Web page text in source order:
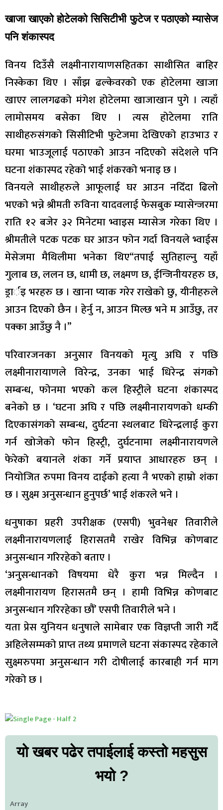
खाजा खाएको होटेलको सिसिटीभी फुटेज र पठाएको म्यासेज
पनि शंकास्पद
विनय दिउँसै लक्ष्मीनारायाणसहितका साथीसित बाहिर
निस्केका थिए । साँझ ढल्केवरको एक होटेलमा खाजा
खाएर लालगढको मंगेश होटेलमा खाजाखान पुगे । त्यहाँ
लामोसमय बसेका थिए । त्यस होटेलमा राति
साथीहरुसंगको सिसीटिभी फुटेजमा देखिएको हाउभाउ र
घरमा भाउजूलाई पठाएको आउन नदिएको संदेशले पनि
घटना शंकास्पद रहेको भाई शंकरको भनाइ छ ।
विनयले साथीहरुले आफूलाई घर आउन नदिँदा ढिलो
भएको भन्ने श्रीमती रुविना यादवलाई फेसबुक म्यासेन्जरमा
राति १२ बजेर ३२ मिनेटमा भ्वाइस म्यासेज गरेका थिए ।
श्रीमतीले पटक पटक घर आउन फोन गर्दा विनयले भ्वाईस
मेसेजमा मैथिलीमा भनेका थिए“तपाई सुतिहाल्नु यहाँ
गुलाब छ, ललन छ, धामी छ, लक्ष्मण छ, ईन्जिनीयरहरु छ,
ड्रार्इ भरहरु छ । खाना प्याक गरेर राखेको छु, यीनीहरुले
आउन दिएको छैन । हेर्नु न, आउन मिल्छ भने म आउँछु, तर
पक्का आउँछु नै ।”
परिवारजनका अनुसार विनयको मृत्यु अघि र पछि
लक्ष्मीनारायाणले विरेन्द्र, उनका भाई धिरेन्द्र संगको
सम्बन्ध, फोनमा भएको कल हिस्ट्रीले घटना शंकास्पद
बनेको छ । ‘घटना अघि र पछि लक्ष्मीनारायणको धम्की
दिएकासंगको सम्बन्ध, दुर्घटना स्थलबाट धिरेन्द्रलाई कुरा
गर्न खोजेको फोन हिस्ट्री, दुर्घटनामा लक्ष्मीनारायणले
फेरेको बयानले शंका गर्ने प्रयाप्त आधारहरु छन् ।
नियोजित रुपमा विनय दाईको हत्या नै भएको हाम्रो शंका
छ । सुक्ष्म अनुसन्धान हुनुपर्छ’ भाई शंकरले भने ।
धनुषाका प्रहरी उपरीक्षक (एसपी) भुवनेश्वर तिवारीले
लक्ष्मीनारायणलाई हिरासतमै राखेर विभिन्न कोणबाट
अनुसन्धान गरिरहेको बताए ।
‘अनुसन्धानको विषयमा धेरै कुरा भन्न मिल्दैन ।
लक्ष्मीनारायण हिरासतमै छन् । हामी विभिन्न कोणबाट
अनुसन्धान गरिरहेका छौं’ एसपी तिवारीले भने ।
यता प्रेस युनियन धनुषाले सामेबार एक विज्ञप्ती जारी गर्दै
अहिलेसम्मको प्राप्त तथ्य प्रमाणले घटना संकास्पद रहेकाले
सुक्ष्मरुपमा अनुसन्धान गरी दोषीलाई कारबाही गर्न माग
गरेको छ ।
यो खबर पढेर तपाईलाई कस्तो महसुस
भयो ?
Array